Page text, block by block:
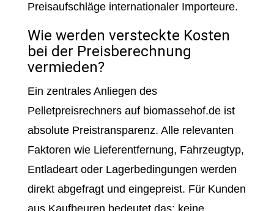
Preisaufschläge internationaler Importeure.
Wie werden versteckte Kosten
bei der Preisberechnung
vermieden?
Ein zentrales Anliegen des
Pelletpreisrechners auf biomassehof.de ist
absolute Preistransparenz. Alle relevanten
Faktoren wie Lieferentfernung, Fahrzeugtyp,
Entladeart oder Lagerbedingungen werden
direkt abgefragt und eingepreist. Für Kunden
aus Kaufbeuren bedeutet das: keine